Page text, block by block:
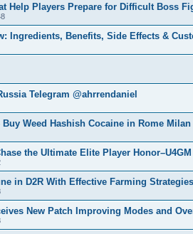
Help Players Prepare for Difficult Boss
Ingredients, Benefits, Side Effects &
Telegram @ahrrendaniel
Buy Weed Hashish Cocaine in Rome
the Ultimate Elite Player Honor–U4GM
in D2R With Effective Farming Strategies
New Patch Improving Modes and